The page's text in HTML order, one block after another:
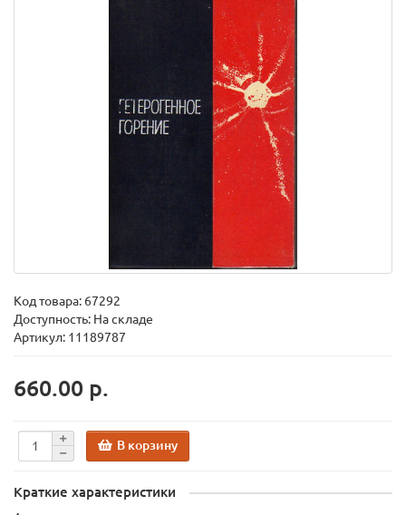
Код товара: 67292
Доступность: На складе
Артикул: 11189787
660.00 р.
В корзину
Краткие характеристики